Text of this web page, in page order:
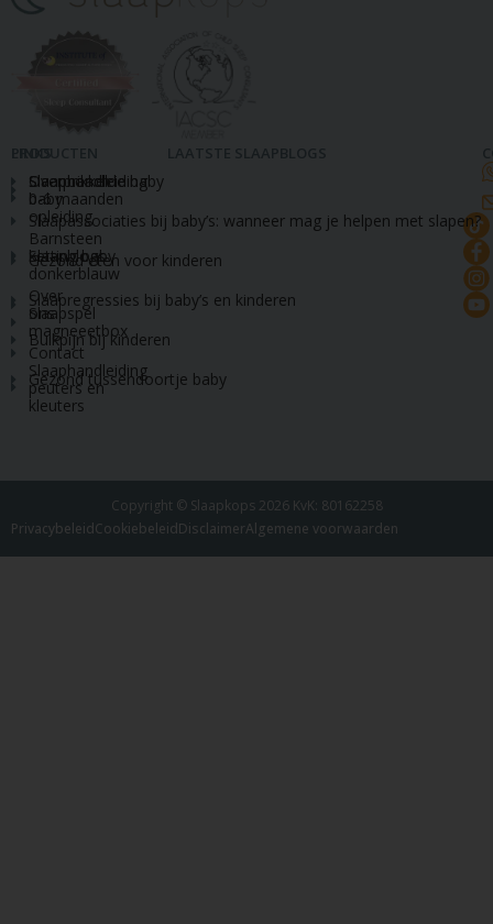
Slaapcoach
baby
opleiding
Slaapblogs
Over
ons
Contact
Slaaphandleiding
0-6 maanden
Barnsteen
ketting baby
donkerblauw
Slaapspel
magneeetbox
Slaaphandleiding
peuters en
kleuters
Overprikkelde baby
Slaapassociaties bij baby’s: wanneer mag je helpen met slapen?
Gezond eten voor kinderen
Slaapregressies bij baby’s en kinderen
Buikpijn bij kinderen
Gezond tussendoortje baby
Copyright © Slaapkops 2026 KvK: 80162258
PrivacybeleidCookiebeleidDisclaimerAlgemene voorwaarden